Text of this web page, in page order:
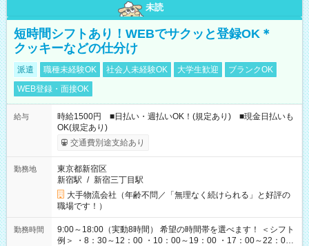
未読
短時間シフトあり！WEBでサクッと登録OK＊
クッキーなどの仕分け
派遣 職種未経験OK 社会人未経験OK 大学生歓迎
ブランクOK
WEB登録・面接OK
給与
時給1500円 ■日払い・週払いOK！(規定あり) ■現金日払いも
OK(規定あり)
交通費別途支給あり
勤務地
東京都新宿区
新宿駅 / 新宿三丁目駅
大手物流会社（年齢不問／「無理なく続けられる」と好評の
職場です！）
勤務時間
9:00～18:00（実動8時間） 希望の時間帯を選べます！ ＜シフト
例＞ ・8：30～12：00 ・10：00～19：00 ・17：00～22：00